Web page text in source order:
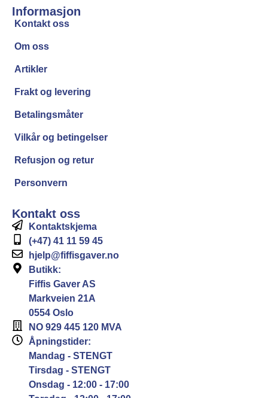
Informasjon
Kontakt oss
Om oss
Artikler
Frakt og levering
Betalingsmåter
Vilkår og betingelser
Refusjon og retur
Personvern
Kontakt oss
Kontaktskjema
(+47) 41 11 59 45
hjelp@fiffisgaver.no
Butikk:
Fiffis Gaver AS
Markveien 21A
0554 Oslo
NO 929 445 120 MVA
Åpningstider:
Mandag - STENGT
Tirsdag - STENGT
Onsdag - 12:00 - 17:00